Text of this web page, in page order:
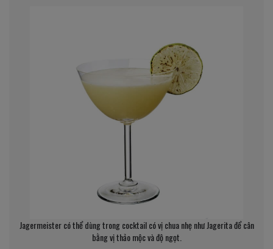
Jagermeister có thể dùng trong cocktail có vị chua nhẹ như Jagerita để cân
bằng vị thảo mộc và độ ngọt.